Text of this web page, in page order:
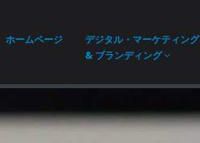
ホームページ
デジタル・マーケティング
& ブランディング